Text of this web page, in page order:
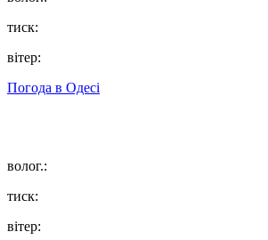
тиск:
вітер:
Погода в Одесі
волог.:
тиск:
вітер: